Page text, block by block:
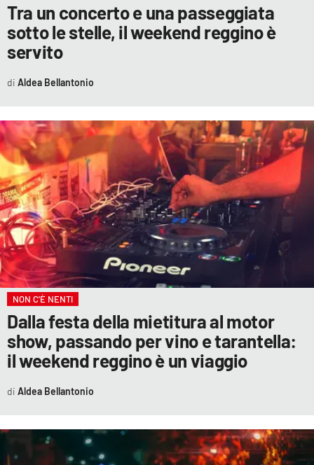
App
ANDROID
Tra un concerto e una passeggiata
sotto le stelle, il weekend reggino è
servito
Aldea Bellantonio
NON C'È NENTI
Dalla festa della mietitura al motor
show, passando per vino e tarantella:
il weekend reggino è un viaggio
Aldea Bellantonio